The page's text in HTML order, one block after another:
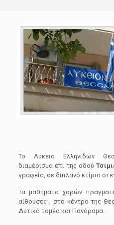
Το Λύκειο Ελληνίδων
διαμέρισμα επί της οδού
γραφεία, σε διπλανό κτίριο
Τα μαθήματα χορών
αίθουσες , στο κέντρο της
Δυτικό τομέα και Πανόραμα.